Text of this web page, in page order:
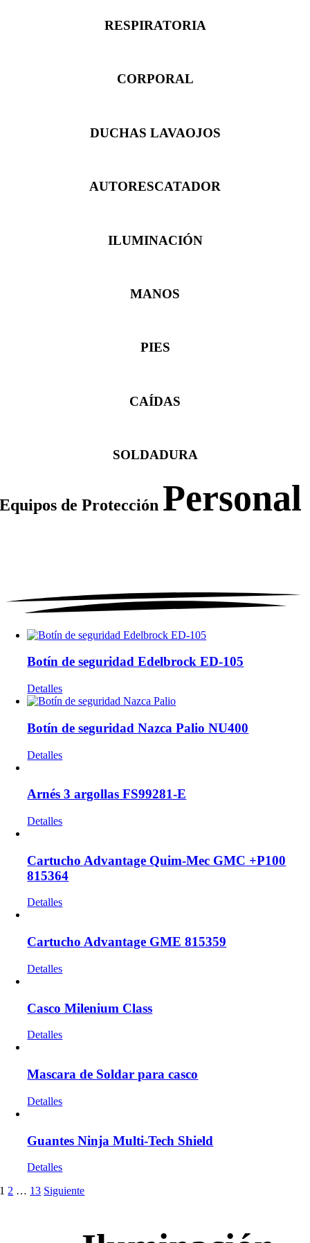
RESPIRATORIA
CORPORAL
DUCHAS LAVAOJOS
AUTORESCATADOR
ILUMINACIÓN
MANOS
PIES
CAÍDAS
SOLDADURA
Equipos de Protección Personal
Botín de seguridad Edelbrock ED-105
Detalles
Botín de seguridad Nazca Palio NU400
Detalles
Arnés 3 argollas FS99281-E
Detalles
Cartucho Advantage Quim-Mec GMC +P100
815364
Detalles
Cartucho Advantage GME 815359
Detalles
Casco Milenium Class
Detalles
Mascara de Soldar para casco
Detalles
Guantes Ninja Multi-Tech Shield
Detalles
1 2 … 13 Siguiente